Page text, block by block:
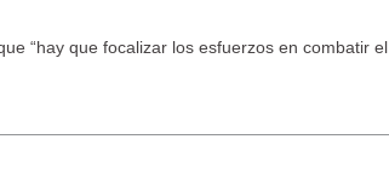
“hay que focalizar los esfuerzos en combatir el